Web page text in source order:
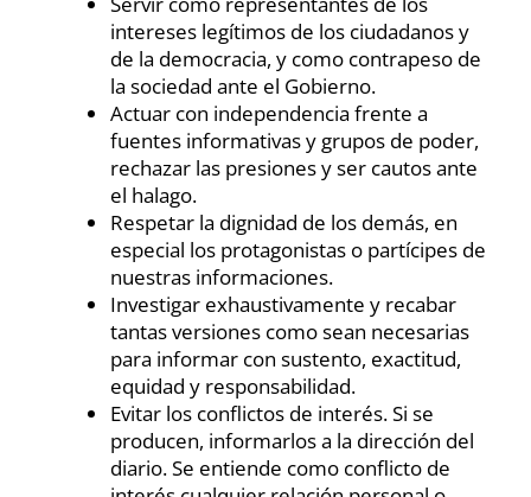
intereses legítimos de los ciudadanos y
de la democracia, y como contrapeso de
la sociedad ante el Gobierno.
Actuar con independencia frente a
fuentes informativas y grupos de poder,
rechazar las presiones y ser cautos ante
el halago.
Respetar la dignidad de los demás, en
especial los protagonistas o partícipes de
nuestras informaciones.
Investigar exhaustivamente y recabar
tantas versiones como sean necesarias
para informar con sustento, exactitud,
equidad y responsabilidad.
Evitar los conflictos de interés. Si se
producen, informarlos a la dirección del
diario. Se entiende como conflicto de